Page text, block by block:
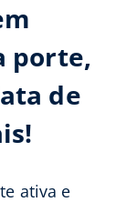
porte,
de
ativa e